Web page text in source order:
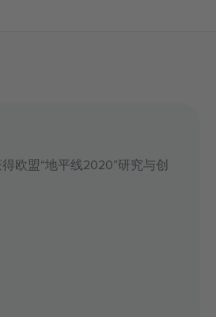
欧盟“地平线2020”研究与创